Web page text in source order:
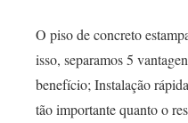
O piso de concreto
isso, separamos 5
benefício; Instalação
tão importante quanto o